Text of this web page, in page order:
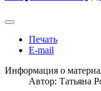
Печать
E-mail
Информация о
Автор: Татьяна